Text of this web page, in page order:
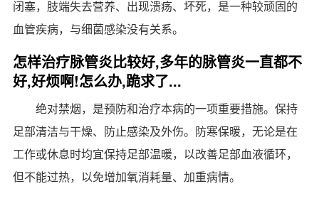
闭塞，肢端失去营养、出现溃疡、坏死，是一种较顽固的
血管疾病，与细菌感染没有关系。
怎样治疗脉管炎比较好,多年的脉管炎一直都不
好,好烦啊!怎么办,跪求了...
绝对禁烟，是预防和治疗本病的一项重要措施。保持
足部清洁与干燥、防止感染及外伤。防寒保暖，无论是在
工作或休息时均宜保持足部温暖，以改善足部血液循环，
但不能过热，以免增加氧消耗量、加重病情。